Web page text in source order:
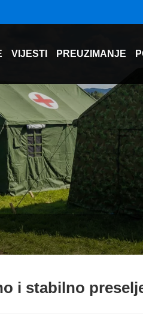
VIJESTI PREUZIMANJE
i stabilno